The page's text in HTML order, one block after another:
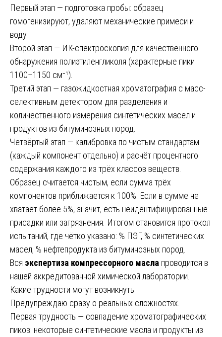
Первый этап — подготовка пробы: образец
гомогенизируют, удаляют механические примеси и
воду.
Второй этап — ИК-спектроскопия для качественного
обнаружения полиэтиленгликоля (характерные пики
1100–1150 см⁻¹).
Третий этап — газожидкостная хроматография с масс-
селективным детектором для разделения и
количественного измерения синтетических масел и
продуктов из битуминозных пород.
Четвёртый этап — калибровка по чистым стандартам
(каждый компонент отдельно) и расчёт процентного
содержания каждого из трёх классов веществ.
Образец считается чистым, если сумма трёх
компонентов приближается к 100%. Если в сумме не
хватает более 5%, значит, есть неидентифицированные
присадки или загрязнения. Итогом становится протокол
испытаний, где чётко указано: % ПЭГ, % синтетических
масел, % нефтепродукта из битуминозных пород.
Вся экспертиза компрессорного масла проводится в
нашей аккредитованной химической лаборатории.
Какие трудности могут возникнуть
Предупреждаю сразу о реальных сложностях.
Первая трудность — совпадение хроматографических
пиков: некоторые синтетические масла и продукты из